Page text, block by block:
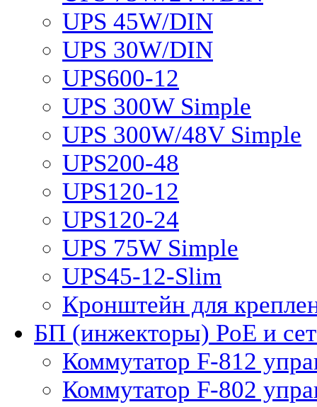
UPS 45W/DIN
UPS 30W/DIN
UPS600-12
UPS 300W Simple
UPS 300W/48V Simple
UPS200-48
UPS120-12
UPS120-24
UPS 75W Simple
UPS45-12-Slim
Кронштейн для
БП (инжекторы) PoE и
Коммутатор F-812
Коммутатор F-802